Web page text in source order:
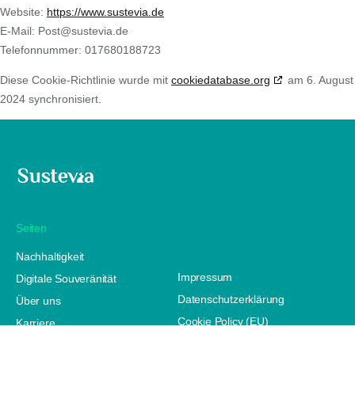
Website: https://www.sustevia.de
E-Mail: Post@sustevia.de
Telefonnummer: 017680188723
Diese Cookie-Richtlinie wurde mit cookiedatabase.org
am 6. August
2024 synchronisiert.
Seiten
Nachhaltigkeit
Digitale Souveränität
Über uns
Karriere
Impressum
Datenschutzerklärung
Cookie Policy (EU)